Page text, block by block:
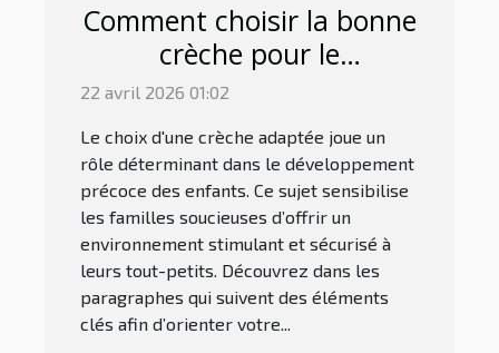
Comment choisir la bonne
crèche pour le
développement précoce ?
22 avril 2026 01:02
Le choix d'une crèche adaptée joue un
rôle déterminant dans le développement
précoce des enfants. Ce sujet sensibilise
les familles soucieuses d’offrir un
environnement stimulant et sécurisé à
leurs tout-petits. Découvrez dans les
paragraphes qui suivent des éléments
clés afin d’orienter votre...